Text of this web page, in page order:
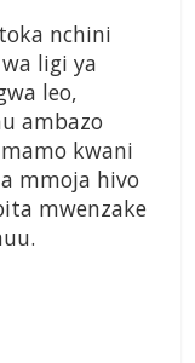
nchini
ligi ya
leo,
ambazo
kwani
mmoja hivo
mwenzake